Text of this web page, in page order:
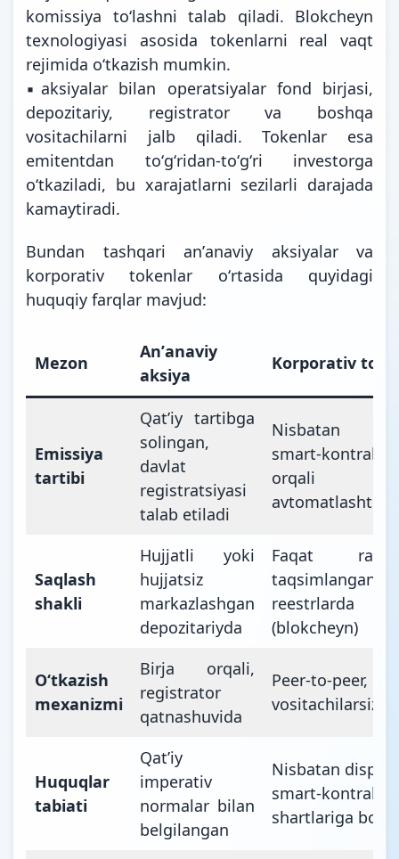
komissiya toʻlashni talab qiladi. Blokcheyn
texnologiyasi asosida tokenlarni real vaqt
rejimida oʻtkazish mumkin.
▪️aksiyalar bilan operatsiyalar fond birjasi,
depozitariy, registrator va boshqa
vositachilarni jalb qiladi. Tokenlar esa
emitentdan toʻgʻridan-toʻgʻri investorga
oʻtkaziladi, bu xarajatlarni sezilarli darajada
kamaytiradi.
Bundan tashqari anʼanaviy aksiyalar va
korporativ tokenlar oʻrtasida quyidagi
huquqiy farqlar mavjud:
Mezon
Anʼanaviy
aksiya
Korporativ
Emissiya
tartibi
Qatʼiy tartibga
solingan,
davlat
registratsiyasi
talab etiladi
Nisbatan
smart-kontrakt
orqali
Saqlash
shakli
Hujjatli yoki
hujjatsiz
markazlashgan
depozitariyda
Faqat
taqsimlangan
reestrlarda
(blokcheyn)
Oʻtkazish
mexanizmi
Birja orqali,
registrator
qatnashuvida
Peer-to-peer,
vositachilarsiz
Huquqlar
tabiati
Qatʼiy
imperativ
normalar bilan
belgilangan
Nisbatan
smart-kontrakt
shartlariga